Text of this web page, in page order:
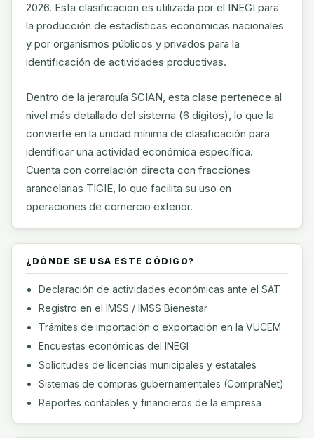
2026. Esta clasificación es utilizada por el INEGI para
la producción de estadísticas económicas nacionales
y por organismos públicos y privados para la
identificación de actividades productivas.
Dentro de la jerarquía SCIAN, esta clase pertenece al
nivel más detallado del sistema (6 dígitos), lo que la
convierte en la unidad mínima de clasificación para
identificar una actividad económica específica.
Cuenta con correlación directa con fracciones
arancelarias TIGIE, lo que facilita su uso en
operaciones de comercio exterior.
¿DÓNDE SE USA ESTE CÓDIGO?
Declaración de actividades económicas ante el SAT
Registro en el IMSS / IMSS Bienestar
Trámites de importación o exportación en la VUCEM
Encuestas económicas del INEGI
Solicitudes de licencias municipales y estatales
Sistemas de compras gubernamentales (CompraNet)
Reportes contables y financieros de la empresa